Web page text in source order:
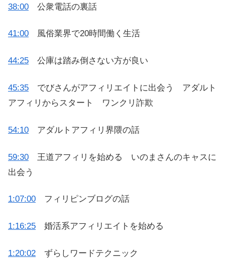
38:00 公衆電話の裏話
41:00 風俗業界で20時間働く生活
44:25 公庫は踏み倒さない方が良い
45:35 でびさんがアフィリエイトに出会う アダルト
アフィリからスタート ワンクリ詐欺
54:10 アダルトアフィリ界隈の話
59:30 王道アフィリを始める いのまさんのキャスに
出会う
1:07:00 フィリピンブログの話
1:16:25 婚活系アフィリエイトを始める
1:20:02 ずらしワードテクニック